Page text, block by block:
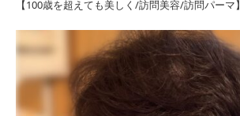
【100歳を超えても美しく/訪問美容/訪問パーマ】